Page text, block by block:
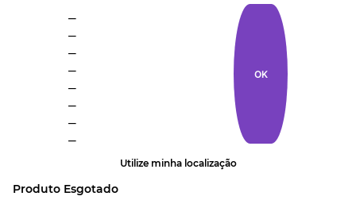
OK
Utilize minha localização